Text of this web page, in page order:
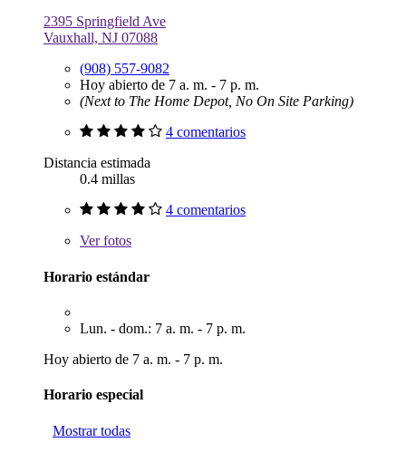
2395 Springfield Ave
Vauxhall, NJ 07088
(908) 557-9082
Hoy abierto de 7 a. m. - 7 p. m.
(Next to The Home Depot, No On Site Parking)
4 comentarios
Distancia estimada
0.4 millas
4 comentarios
Verfotos
Horario estándar
Lun. - dom.: 7 a. m. - 7 p. m.
Hoy abierto de 7 a. m. - 7 p. m.
Horario especial
Mostrar todas